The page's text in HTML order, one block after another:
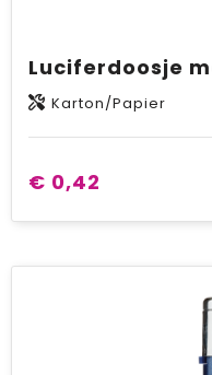
Karton/Papier
€ 0,42